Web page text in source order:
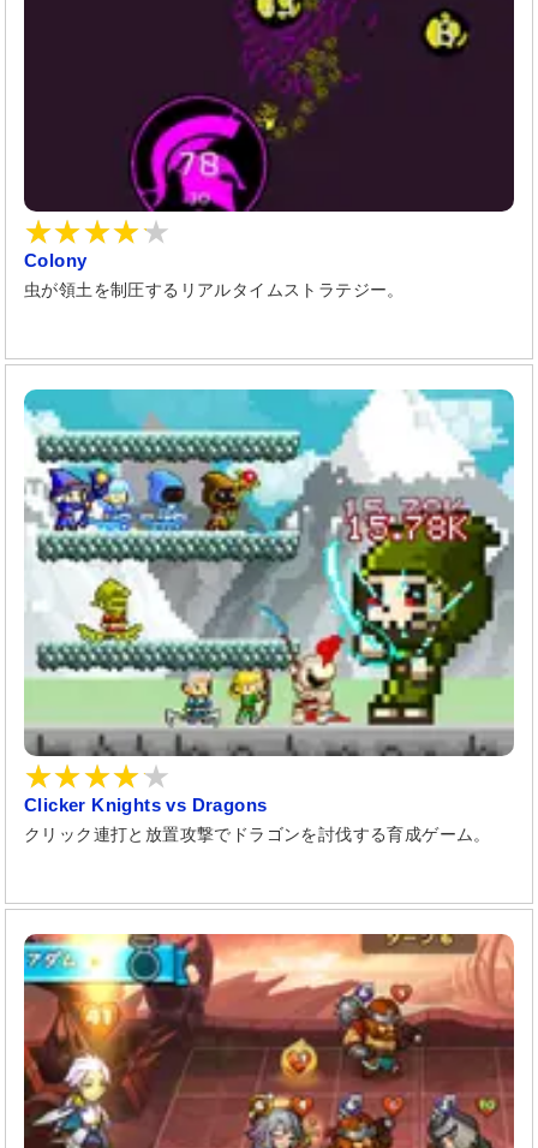
Colony
虫が領土を制圧するリアルタイムストラテジー。
Clicker Knights vs Dragons
クリック連打と放置攻撃でドラゴンを討伐する育成ゲーム。